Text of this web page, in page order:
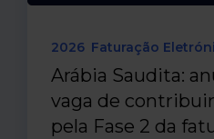
2026 Faturação
Arábia Saudita:
vaga de
pela Fase 2 da